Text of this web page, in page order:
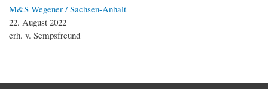
M&S Wegener / Sachsen-Anhalt
22. August 2022
erh. v. Sempsfreund